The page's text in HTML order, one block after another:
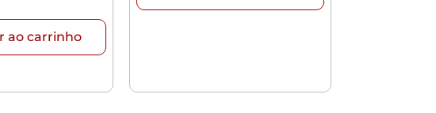
ao carrinho